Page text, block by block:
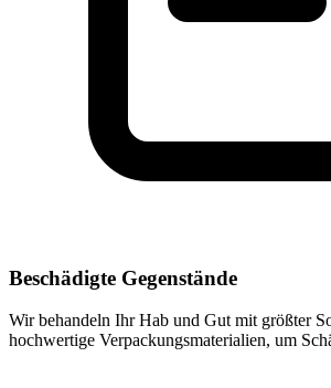
Beschädigte Gegenstände
Wir behandeln Ihr Hab und Gut mit größter
hochwertige Verpackungsmaterialien, um